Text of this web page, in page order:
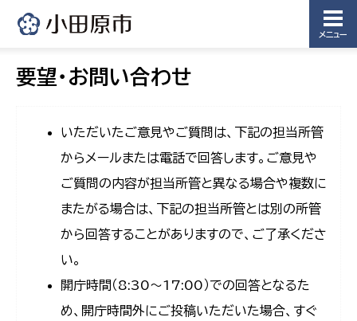
メニュー
要望・お問い合わせ
いただいたご意見やご質問は、下記の担当所管
からメールまたは電話で回答します。ご意見や
ご質問の内容が担当所管と異なる場合や複数に
またがる場合は、下記の担当所管とは別の所管
から回答することがありますので、ご了承くださ
い。
開庁時間（8:30〜17:00）での回答となるた
め、開庁時間外にご投稿いただいた場合、すぐ